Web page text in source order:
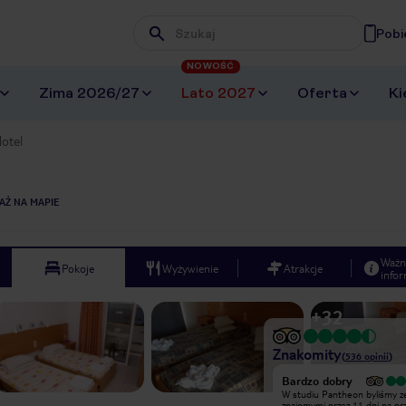
Wpisz frazę, której szukasz
Zima 2026/27 Lato 2027
NOWOŚĆ
Oferta
NA MAPIE
Pokoje Wyżywienie Atrakcje
+32
Znakomity(536 opinii)
Wyjątkowy
Fajne miejsce na wakacje z
Bardzo dobry
W studiu Pantheon byliśmy